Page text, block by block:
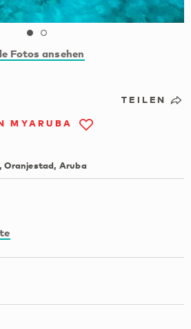
Fotos ansehen
TEILEN
MYARUBA
Oranjestad, Aruba